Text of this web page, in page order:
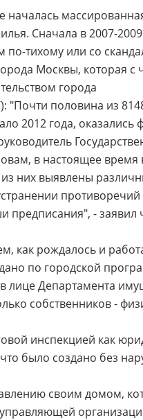
началась
Сначала в 2007-
тихому или со
Москвы, которая с
города
половина из
2012 года,
в настоящее время
них выявлены
предписания", - заявил
как рождалось и
по городской
лице Департамента
собственников -
инспекцией как
что было создано без
своим домом,